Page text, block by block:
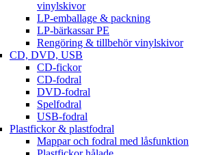
vinylskivor
LP-emballage & packning
LP-bärkassar PE
Rengöring & tillbehör vinylskivor
CD, DVD, USB
CD-fickor
CD-fodral
DVD-fodral
Spelfodral
USB-fodral
Plastfickor & plastfodral
Mappar och fodral med låsfunktion